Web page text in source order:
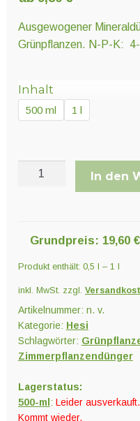
Pflanzenschutz und
Ausgewogener
Grünpflanzen. N-P-K:
Inhalt
500 ml 1 l
Menge
In den
Grundpreis: 19,60€
Produkt enthält: 0,5 l – 1 l
inkl. MwSt. zzgl.
Artikelnummer: n. v.
Kategorie: Hesi
Schlagwörter:
Zimmerpflanzendünger
Lagerstatus:
500-ml : Leider ausverkauft.
Kommt wieder.